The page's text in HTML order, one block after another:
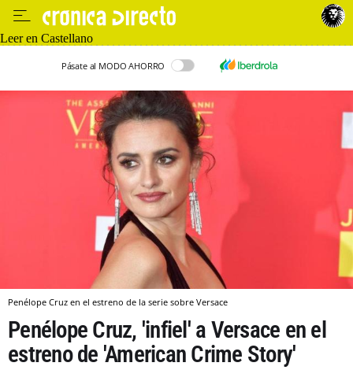
Leer en Castellano
Pásate al MODO AHORRO
Penélope Cruz en el estreno de la serie sobre Versace
Penélope Cruz, 'infiel' a Versace en el
estreno de 'American Crime Story'